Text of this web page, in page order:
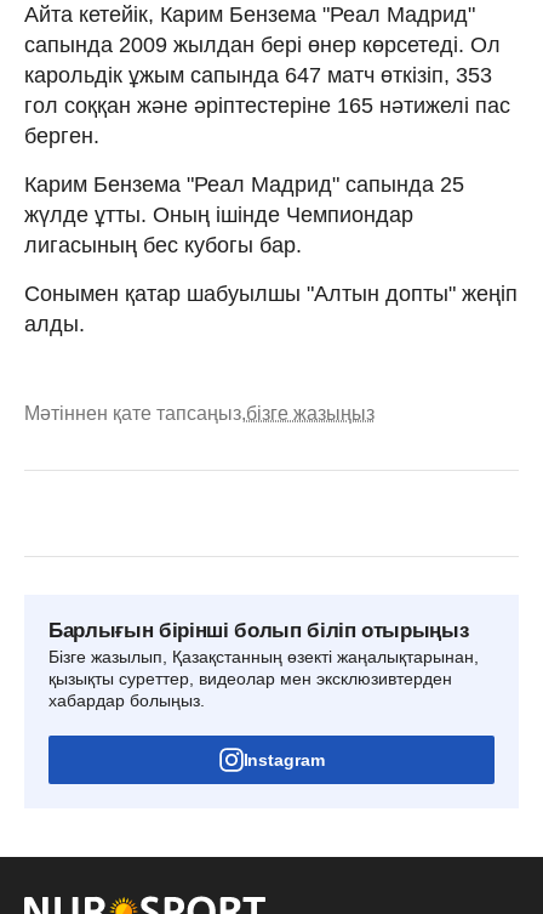
Айта кетейік, Карим Бензема "Реал Мадрид"
сапында 2009 жылдан бері өнер көрсетеді. Ол
карольдік ұжым сапында 647 матч өткізіп, 353
гол соққан және әріптестеріне 165 нәтижелі пас
берген.
Карим Бензема "Реал Мадрид" сапында 25
жүлде ұтты. Оның ішінде Чемпиондар
лигасының бес кубогы бар.
Сонымен қатар шабуылшы "Алтын допты" жеңіп
алды.
Мәтіннен қате тапсаңыз,бізге жазыңыз
Барлығын бірінші болып біліп отырыңыз
Бізге жазылып, Қазақстанның өзекті жаңалықтарынан,
қызықты суреттер, видеолар мен эксклюзивтерден
хабардар болыңыз.
Instagram